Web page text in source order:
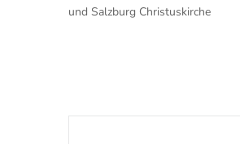
und Salzburg Christuskirche